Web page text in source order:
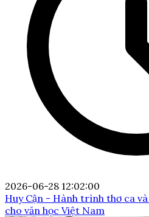
2026-06-28 12:02:00
Huy Cận - Hành trình thơ ca
cho văn học Việt Nam